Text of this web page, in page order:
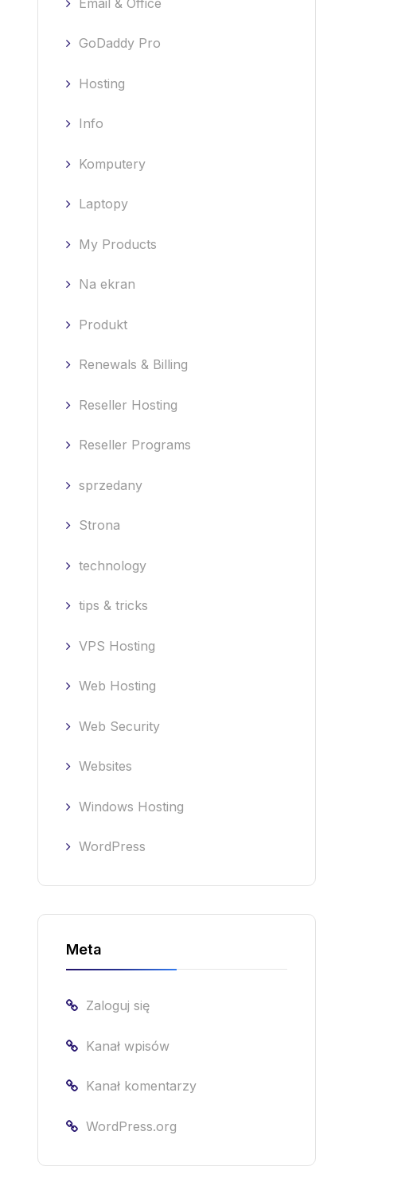
GoDaddy Pro
Hosting
Info
Komputery
Laptopy
My Products
Na ekran
Produkt
Renewals & Billing
Reseller Hosting
Reseller Programs
sprzedany
Strona
technology
tips & tricks
VPS Hosting
Web Hosting
Web Security
Websites
Windows Hosting
WordPress
Meta
Zaloguj się
Kanał wpisów
Kanał komentarzy
WordPress.org